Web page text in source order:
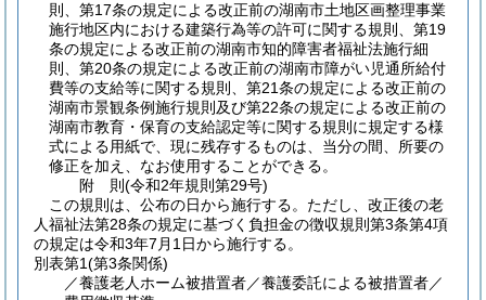
則、第17条の規定による改正前の湖南市土地区画整理事業
施行地区内における建築行為等の許可に関する規則、第19
条の規定による改正前の湖南市知的障害者福祉法施行細
則、第20条の規定による改正前の湖南市障がい児通所給付
費等の支給等に関する規則、第21条の規定による改正前の
湖南市景観条例施行規則及び第22条の規定による改正前の
湖南市教育・保育の支給認定等に関する規則に規定する様
式による用紙で、現に残存するものは、当分の間、所要の
修正を加え、なお使用することができる。
附 則(令和2年規則第29号)
この規則は、公布の日から施行する。 ただし、改正後の老
人福祉法第28条の規定に基づく負担金の徴収規則第3条第4項
の規定は令和3年7月1日から施行する。
別表第1(第3条関係)
／養護老人ホーム被措置者／養護委託による被措置者／